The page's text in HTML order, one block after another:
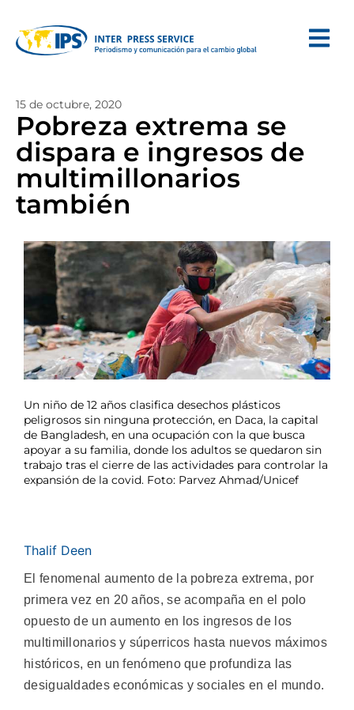
15 de octubre, 2020
Pobreza extrema se
dispara e ingresos de
multimillonarios
también
Un niño de 12 años clasifica desechos plásticos
peligrosos sin ninguna protección, en Daca, la capital
de Bangladesh, en una ocupación con la que busca
apoyar a su familia, donde los adultos se quedaron sin
trabajo tras el cierre de las actividades para controlar la
expansión de la covid. Foto: Parvez Ahmad/Unicef
Thalif Deen
El fenomenal aumento de la pobreza extrema, por
primera vez en 20 años, se acompaña en el polo
opuesto de un aumento en los ingresos de los
multimillonarios y súperricos hasta nuevos máximos
históricos, en un fenómeno que profundiza las
desigualdades económicas y sociales en el mundo.